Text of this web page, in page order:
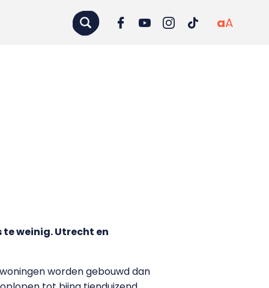
aA
weinig. Utrecht en
worden gebouwd dan